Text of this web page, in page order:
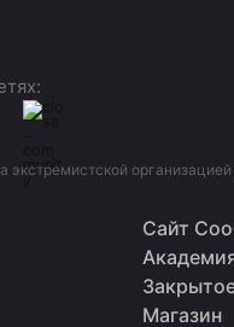
экстремистской
Сайт
Магазин